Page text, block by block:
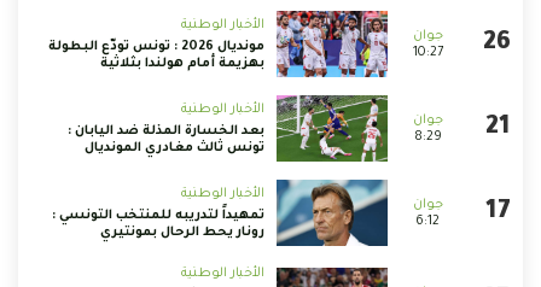
10:27
الأخبار الوطنية
مونديال 2026 : تونس تودّع البطولة
بهزيمة أمام هولندا بثلاثية
8:29
الأخبار الوطنية
بعد الخسارة المذلة ضد اليابان :
تونس ثالث مغادري المونديال
6:12
الأخبار الوطنية
تمهيداً لتدريبه للمنتخب التونسي :
رونار يحط الرحال بمونتيري
الأخبار الوطنية